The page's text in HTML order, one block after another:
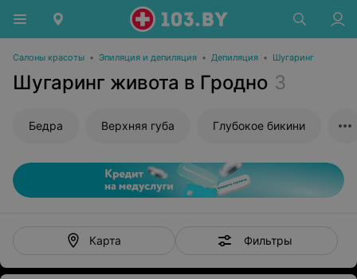
Салоны красоты • Эпиляция и депиляция • Депиляция • Шугаринг
Шугаринг живота в Гродно 3
Бедра Верхняя губа Глубокое бикини
Карта Фильтры